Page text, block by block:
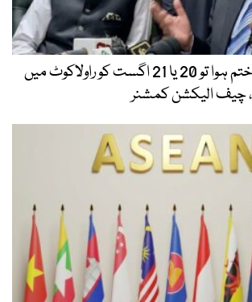
آزاد کشمیر: دھرنا ختم ہوا تو 20 یا 21 اگست کو راولاکوٹ میں
الیکشن کمشنر